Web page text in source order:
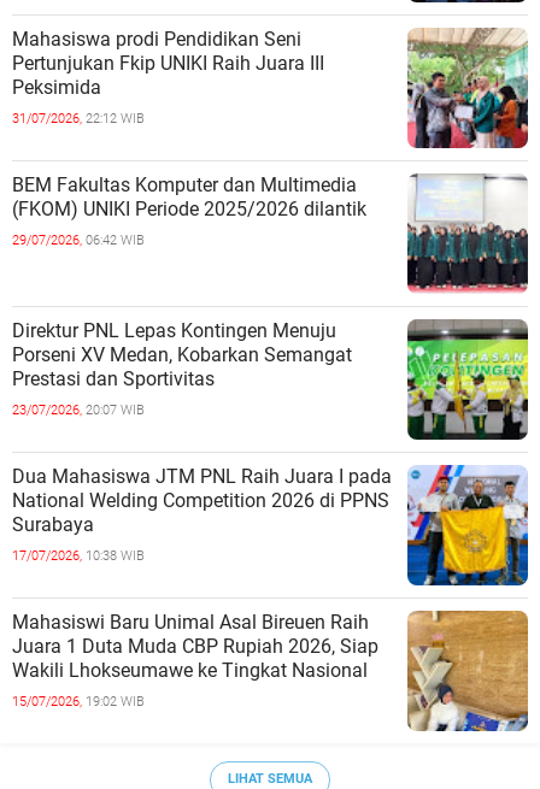
Mahasiswa prodi Pendidikan Seni
Pertunjukan Fkip UNIKI Raih Juara III
Peksimida
31/07/2026, 22:12 WIB
BEM Fakultas Komputer dan Multimedia
(FKOM) UNIKI Periode 2025/2026 dilantik
29/07/2026, 06:42 WIB
Direktur PNL Lepas Kontingen Menuju
Porseni XV Medan, Kobarkan Semangat
Prestasi dan Sportivitas
23/07/2026, 20:07 WIB
Dua Mahasiswa JTM PNL Raih Juara I pada
National Welding Competition 2026 di PPNS
Surabaya
17/07/2026, 10:38 WIB
Mahasiswi Baru Unimal Asal Bireuen Raih
Juara 1 Duta Muda CBP Rupiah 2026, Siap
Wakili Lhokseumawe ke Tingkat Nasional
15/07/2026, 19:02 WIB
LIHAT SEMUA